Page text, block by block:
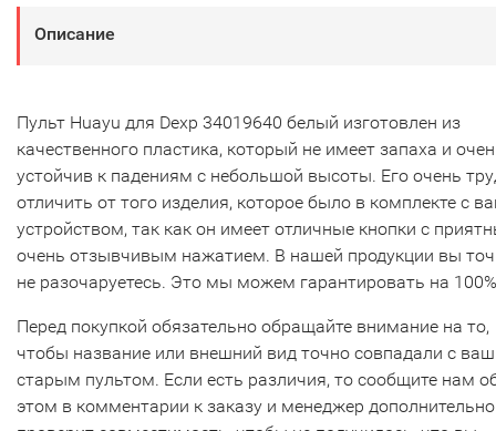
Описание
Пульт Huayu для Dexp 34019640 белый изготовлен из
качественного пластика, который не имеет запаха и
устойчив к падениям с небольшой высоты. Его очень
отличить от того изделия, которое было в комплекте с
устройством, так как он имеет отличные кнопки с
очень отзывчивым нажатием. В нашей продукции вы
не разочаруетесь. Это мы можем гарантировать на
Перед покупкой обязательно обращайте внимание на то,
чтобы название или внешний вид точно совпадали с
старым пультом. Если есть различия, то сообщите нам
этом в комментарии к заказу и менеджер дополнительно